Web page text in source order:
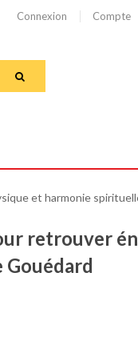
Connexion Compte
et harmonie
retrouver